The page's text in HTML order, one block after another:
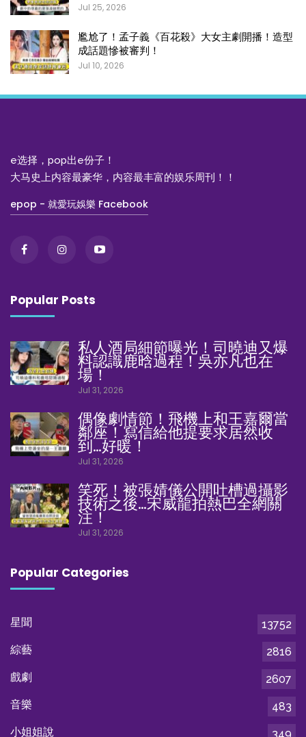
Jul 25, 2026
尷尬了！孟子義《百花殺》大女主劇開播！造型
成話題慘被審判！
Jul 10, 2026
e选择，pop出e份子！
大马史上内容最豪华，内容最丰富的娱乐周刊！！
epop - 就愛玩娛樂 Facebook
Popular Posts
私人酒局細節曝光！司曉迪又爆
料認識鹿晗過程！吳亦凡也在
場！
Jul 31, 2026
偶像劇情節！飛機上和王嘉爾當
鄰座！寫信給他提要求居然收
到…好暖！
Jul 31, 2026
笑死！被張婧儀公開吐槽過攝影
技術之後…宋威龍拍熱巴全網關
注！
Jul 31, 2026
Popular Categories
星聞
13752
綜藝
2816
戲劇
2607
音樂
483
小姐姐說
349